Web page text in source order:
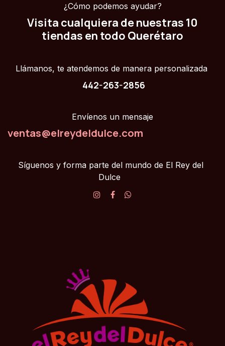
¿Cómo podemos ayudar?
Visita cualquiera de nuestras 10
tiendas en todo Querétaro
Llámanos, te atendemos de manera personalizada
442-263-2856
Envíenos un mensaje
ventas@elreydeldulce.com
Síguenos y forma parte del mundo de El Rey del
Dulce